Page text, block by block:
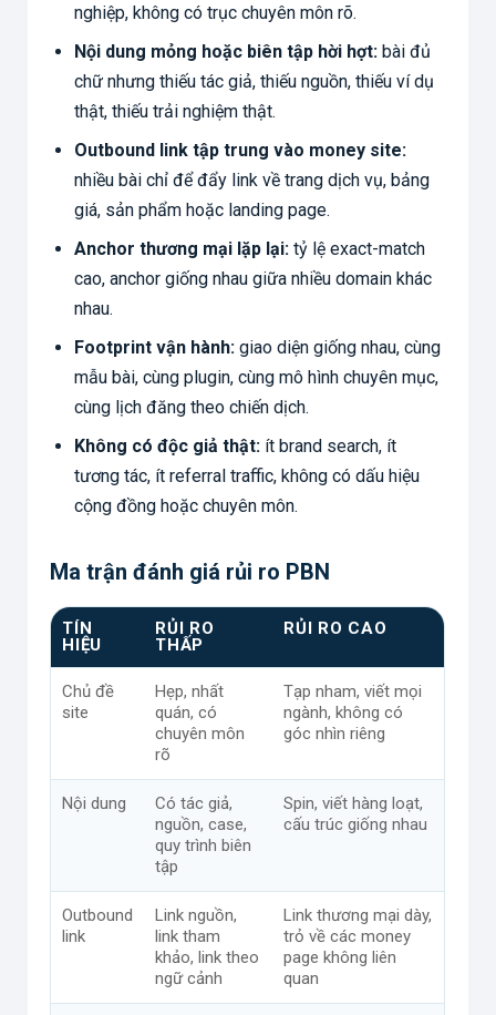
nghiệp, không có trục chuyên môn rõ.
Nội dung mỏng hoặc biên tập hời hợt: bài đủ
chữ nhưng thiếu tác giả, thiếu nguồn, thiếu ví dụ
thật, thiếu trải nghiệm thật.
Outbound link tập trung vào money site:
nhiều bài chỉ để đẩy link về trang dịch vụ, bảng
giá, sản phẩm hoặc landing page.
Anchor thương mại lặp lại: tỷ lệ exact-match
cao, anchor giống nhau giữa nhiều domain khác
nhau.
Footprint vận hành: giao diện giống nhau, cùng
mẫu bài, cùng plugin, cùng mô hình chuyên mục,
cùng lịch đăng theo chiến dịch.
Không có độc giả thật: ít brand search, ít
tương tác, ít referral traffic, không có dấu hiệu
cộng đồng hoặc chuyên môn.
Ma trận đánh giá rủi ro PBN
TÍN
HIỆU
RỦI RO
THẤP
RỦI RO CAO
Chủ đề
site
Hẹp, nhất
quán, có
chuyên môn
rõ
Tạp nham, viết mọi
ngành, không có
góc nhìn riêng
Nội dung
Có tác giả,
nguồn, case,
quy trình biên
tập
Spin, viết hàng loạt,
cấu trúc giống nhau
Outbound
link
Link nguồn,
link tham
khảo, link theo
ngữ cảnh
Link thương mại dày,
trỏ về các money
page không liên
quan